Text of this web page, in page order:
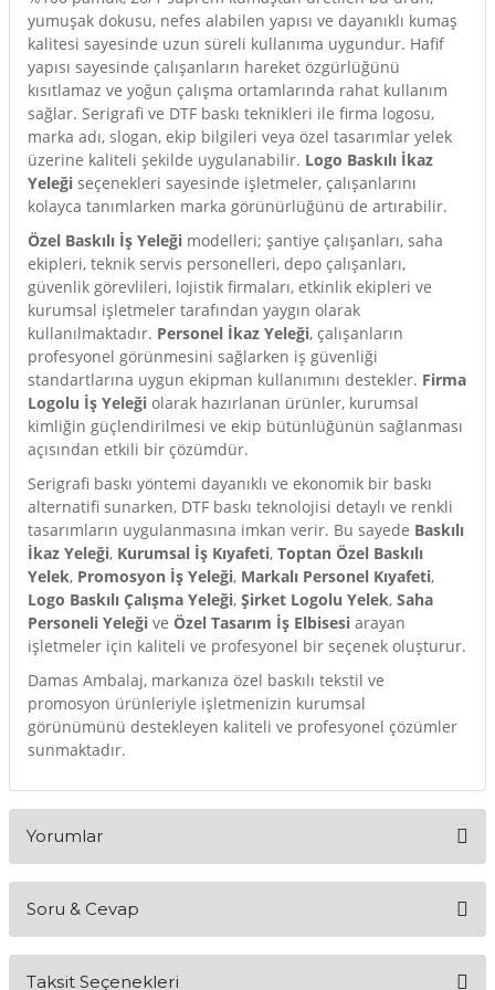
yumuşak dokusu, nefes alabilen yapısı ve dayanıklı kumaş
kalitesi sayesinde uzun süreli kullanıma uygundur. Hafif
yapısı sayesinde çalışanların hareket özgürlüğünü
kısıtlamaz ve yoğun çalışma ortamlarında rahat kullanım
sağlar. Serigrafi ve DTF baskı teknikleri ile firma logosu,
marka adı, slogan, ekip bilgileri veya özel tasarımlar yelek
üzerine kaliteli şekilde uygulanabilir. Logo Baskılı İkaz
Yeleği seçenekleri sayesinde işletmeler, çalışanlarını
kolayca tanımlarken marka görünürlüğünü de artırabilir.
Özel Baskılı İş Yeleği modelleri; şantiye çalışanları, saha
ekipleri, teknik servis personelleri, depo çalışanları,
güvenlik görevlileri, lojistik firmaları, etkinlik ekipleri ve
kurumsal işletmeler tarafından yaygın olarak
kullanılmaktadır. Personel İkaz Yeleği, çalışanların
profesyonel görünmesini sağlarken iş güvenliği
standartlarına uygun ekipman kullanımını destekler. Firma
Logolu İş Yeleği olarak hazırlanan ürünler, kurumsal
kimliğin güçlendirilmesi ve ekip bütünlüğünün sağlanması
açısından etkili bir çözümdür.
Serigrafi baskı yöntemi dayanıklı ve ekonomik bir baskı
alternatifi sunarken, DTF baskı teknolojisi detaylı ve renkli
tasarımların uygulanmasına imkan verir. Bu sayede Baskılı
İkaz Yeleği, Kurumsal İş Kıyafeti, Toptan Özel Baskılı
Yelek, Promosyon İş Yeleği, Markalı Personel Kıyafeti,
Logo Baskılı Çalışma Yeleği, Şirket Logolu Yelek, Saha
Personeli Yeleği ve Özel Tasarım İş Elbisesi arayan
işletmeler için kaliteli ve profesyonel bir seçenek oluşturur.
Damas Ambalaj, markanıza özel baskılı tekstil ve
promosyon ürünleriyle işletmenizin kurumsal
görünümünü destekleyen kaliteli ve profesyonel çözümler
sunmaktadır.
Yorumlar
Soru & Cevap
Taksit Seçenekleri